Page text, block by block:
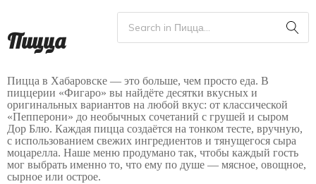
Пицца
Пицца в Хабаровске — это больше, чем просто еда. В
пиццерии «Фигаро» вы найдёте десятки вкусных и
оригинальных вариантов на любой вкус: от классической
«Пепперони» до необычных сочетаний с грушей и сыром
Дор Блю. Каждая пицца создаётся на тонком тесте, вручную,
с использованием свежих ингредиентов и тянущегося сыра
моцарелла. Наше меню продумано так, чтобы каждый гость
мог выбрать именно то, что ему по душе — мясное, овощное,
сырное или острое.